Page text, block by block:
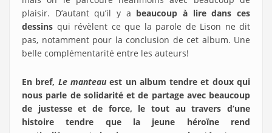
plaisir. D’autant qu’il y a beaucoup à lire dans ces
dessins qui révèlent ce que la parole de Lison ne dit
pas, notamment pour la conclusion de cet album. Une
belle complémentarité entre les auteurs!
En bref, Le manteauest un album tendre et doux qui
nous parle de solidarité et de partage avec beaucoup
de justesse et de force, le tout au travers d’une
histoire tendre que la jeune héroïne rend